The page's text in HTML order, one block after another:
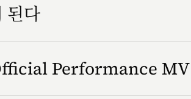
된다
Performance MV